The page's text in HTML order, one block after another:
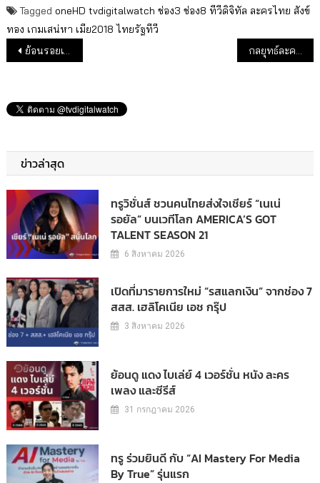
Tagged oneHD tvdigitalwatch ช่อง3 ช่อง8 ทีวีดิจิทัล ละครไทย สังข์
ทอง เกมเสน่หา เมีย2018 ไทยรัฐทีวี
แนะแนวเรื่อง
ย้อนรอยเรตติ้ง Thailand’s got talent ก่อนคืนจอช่องเวิร์คพอยท์ 6 ส.ค.นี้ กลยุทธ์ละครมาราธอน ช่องวันได้ผล ดัน “เมีย 2018” เรตติ้งเปรี้ยงต่อเนื่อง
ข่าวล่าสุด
ทรูวิชั่นส์ ชวนคนไทยส่งใจเชียร์ “เนเน่
รอยัล” บนเวทีโลก AMERICA’S GOT
TALENT SEASON 21
6 สิงหาคม 2026
เปิดที่มารายการใหม่ “รสแลกเงิน” จากช่อง 7
สสส. เฮลิโคเนีย เอช กรุ๊ป
3 สิงหาคม 2026
ย้อนดู แดง ไบเล่ย์ 4 เวอร์ชั่น หนัง ละคร
เพลง และซีรีส์
31 กรกฎาคม 2026
ทรู ร่วมยินดี กับ “AI Mastery For Media
By True” รุ่นแรก